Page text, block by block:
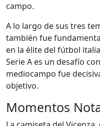
campo.
A lo largo de sus tres
también fue
en la élite del fútbol
Serie A es un desafío
mediocampo fue
objetivo.
Momentos